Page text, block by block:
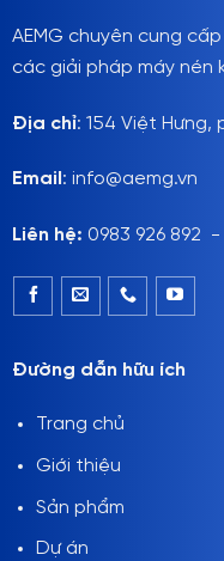
AEMG chuyên cung
các giải pháp máy nén
Địa chỉ: 154 Việt Hưng,
Email : info@aemg.vn
Liên hệ: 0983 926 892
Đường dẫn hữu ích
Trang chủ
Giới thiệu
Sản phẩm
Dự án